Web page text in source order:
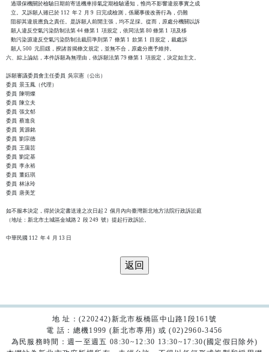
    過環保機關於檢驗日期前寄送機車排氣定期檢驗通知，惟尚不影響違規事實之成
    立。又訴願人雖已於 112  年 2  月 9  日完成檢測，係屬事後改善行為，仍難
    阻卻其違規應負之責任。是訴願人前開主張，均不足採。從而，原處分機關以訴
    願人違反空氣污染防制法第 44 條第 1  項規定，依同法第 80 條第 1  項及移
    動污染源違反空氣污染防制法裁罰準則第 7  條第 1  款第 1  目規定，裁處訴
    願人 500  元罰鍰，揆諸首揭條文規定，並無不合，原處分應予維持。
六、綜上論結，本件訴願為無理由，依訴願法第 79 條第 1  項規定，決定如主文。
訴願審議委員會主任委員  吳宗憲（公出）
委員  景玉鳳（代理）
委員  陳明燦
委員  陳立夫
委員  張文郁
委員  蔡進良
委員  黃源銘
委員  劉宗德
委員  王藹芸
委員  劉定基
委員  李永裕
委員  董鈺琪
委員  林泳玲
委員  唐美芝
如不服本決定，得於決定書送達之次日起 2  個月內向臺灣新北地方法院行政訴訟庭
（地址：新北市土城區金城路 2  段 249  號）提起行政訴訟。
地 址：(220242)新北市板橋區中山路1段161號
電 話：總機1999 (新北市專用) 或 (02)2960-3456
為民服務時間：週一至週五 08:30~12:30 13:30~17:30(國定假日除外)